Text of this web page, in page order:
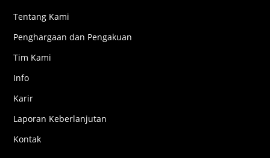
Tentang Kami
Penghargaan dan Pengakuan
Tim Kami
Info
Karir
Laporan Keberlanjutan
Kontak